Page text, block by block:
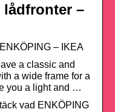
–
– IKEA
a classic and
a wide frame for a
you a light and …
vad ENKÖPING